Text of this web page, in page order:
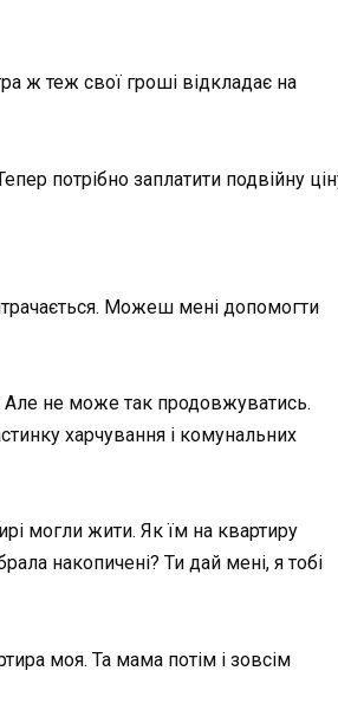
ж теж свої гроші відкладає на
потрібно заплатити подвійну
Можеш мені допомогти
Але не може так продовжуватись.
харчування і комунальних
могли жити. Як їм на квартиру
накопичені? Ти дай мені, я тобі
моя. Та мама потім і зовсім